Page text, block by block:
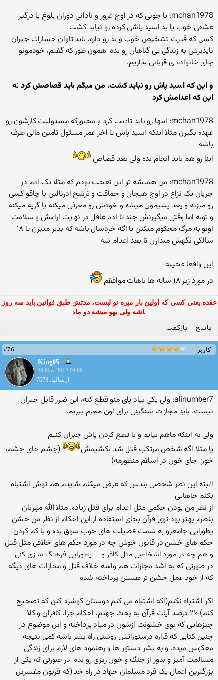
mohan1978: یا جونی که در اوج غرور و نادانی دوران بلوغ یا درگیر
عشقی خوب یا بد اسید پاشی کرده رو نیابد کشت
کسی که قدرت تشخیص خوب و بد رو داره، باید تاوان خسارات جبران
ناپذیرش به زندگی بی گناهان رو بده. همون ظور که گفتم، خودمونو
جای خانواده ی قربانی بذاریم.
و این که اسید پاش رو نباید کشت. من میگم باید قصاصش کرد نه
این که اعدامش کرد
mohan1978: اینها رو باید تادیب کرد و مجبورکه مسدولیت کارشون رو
عهده بگیرن مثلا اینکه اسید پاش تا اخر عمر مسئول تامین مالی طرف
باشه
اینا رو هم باید انجام بده ولی بعد قصاص
mohan1978: من همیشه تو این تعجب بودم که مثلا یک ادم در
جریان یک نزاع در اوج هیجان و حماقت و ترشح ادرنالین با چاقو کسی
رو میزنه و یعد پشیمون میشه و خودش رو معرفی میکنه یا گریه میکنه
و توبه اما وقتی میگیرنش جند تا ادم عاقل در نهایت ارامش و سلامت
اونو به مرگ محکوم میکنن یا اگه خردسال باشه که بدتر میبرن تا ۱۸
سالکی نگهش میدارن تا بعد اعدام شه
این واقعا عحیبه
در مورد زیر ۱۸ ساله ها باهات موافقم
عقده یعنی کسی که اولین بار میره تو لیست، مدتش طبق قوانین باید سه روز
باشه ولی یهو میشه دو ماه
پاسخ بازگفت
کاربر
#76
King05
28 Nov 2012 04:08
ارسالها: 7673
alinumber7: ولی یکی بیاد پای منو قطع کنه، این ضرر قابل جبران
نیست. باید مجازات سنگینی برای اون مجرم ببریم.
ولی نه اینکه ماهم بیایم و با قطع کردن پاش جبران کنیم
یا مثلا اگه شخص مرتکب قتل شد بکشیمش
(چشم جای چشم،
خون جای خون در اسلام منظورمه)
البته این نظر شخصی بندس که عرض میکنم شایدم هم توش اشتباه
بکنم جاهایی
از نظر من بودن حکمی مثل اعدام برای قتل زیاده. مثلا الله مهربان
بنظرم بهتر بود توی قرآن بجای استفاده از این احکام از نظر من خشن
یطورایی جامعرو به سمت فضیلت های خوب سوق بده و با کم کردن
حکم های خشن در قانون خوش چه در مورد حکم های خلافی مثل قتل
و هم چه در مورد اشخاصی مثل کافر و ... یطورایی فرهنگ سازی کنی.
در صورتی که به اشد مجازات هم واسه خلاف قتل و مجازات های دیگه
که از خود عمل خشن تر هستن پرداخته شده
اگر اشتباه نکنم(اگه اشتباه می کنم دوستان گوشزد کنن که تصحیح
کنم) ۳۰ درصد آیات قرآن به بحث جهنم، احکام جزا، کافران و کلا
چیزهایی که بوی خشونت ازشون در میاد پرداخته و این موضوع در
چنین کتابی که قراره درستوراتش روشنی راه بشر باشه کمی نتیجه
معکوس میده. و به بشر دستور ها و رهنمود های لازم برای زندگی
مسالمت آمیز و بدور از جنگ و خون ریزی رو بده؛ در صورتی که یکی از
بزرگترین اعمال یک فرد مسلمان جهاد در راه خدا(که قربون مفسرین